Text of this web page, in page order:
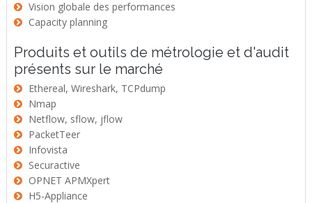
Vision globale des performances
Capacity planning
Produits et outils de métrologie et d'audit
présents sur le marché
Ethereal, Wireshark, TCPdump
Nmap
Netflow, sflow, jflow
PacketTeer
Infovista
Securactive
OPNET APMXpert
H5-Appliance